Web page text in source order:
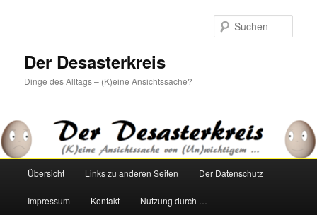
Der Desasterkreis
Dinge des Alltags – (K)eine Ansichtssache?
HauptmenüÜbersicht Links zu anderen Seiten Der Datenschutz
Impressum Kontakt Nutzung durch …